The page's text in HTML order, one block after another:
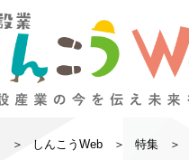
しんこうWeb 特集